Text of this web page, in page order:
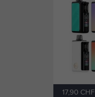
17,90 CHF